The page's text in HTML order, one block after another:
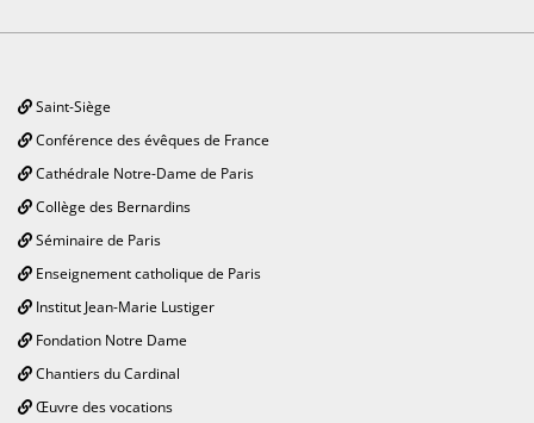
Saint-Siège
Conférence des évêques de France
Cathédrale Notre-Dame de Paris
Collège des Bernardins
Séminaire de Paris
Enseignement catholique de Paris
Institut Jean-Marie Lustiger
Fondation Notre Dame
Chantiers du Cardinal
Œuvre des vocations